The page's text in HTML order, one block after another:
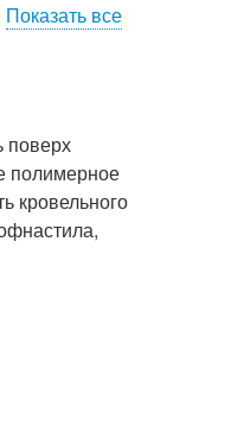
Показать все
поверх
полимерное
кровельного